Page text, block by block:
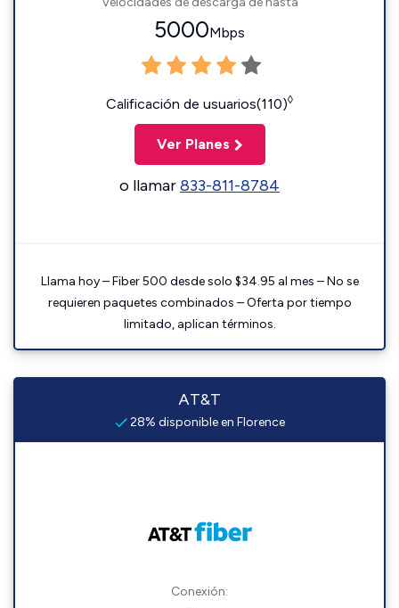
5000Mbps
Calificación de usuarios(110)◊
Ver Planes
o llamar833-811-8784
Llama hoy – Fiber 500 desde solo $34.95 al mes – No se
requieren paquetes combinados – Oferta por tiempo
limitado, aplican términos.
AT&T
28% disponible en Florence
Conexión: